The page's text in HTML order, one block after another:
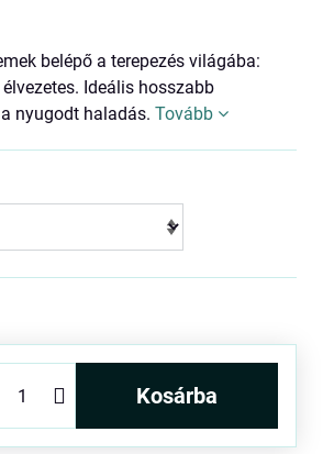
belépő a terepezés világába:
Ideális hosszabb
nyugodt haladás.Tovább
kosárba